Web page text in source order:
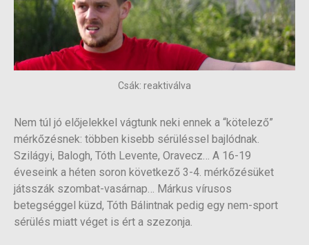
Csák: reaktiválva
Nem túl jó előjelekkel vágtunk neki ennek a “kötelező”
mérkőzésnek: többen kisebb sérüléssel bajlódnak.
Szilágyi, Balogh, Tóth Levente, Oravecz… A 16-19
éveseink a héten soron következő 3-4. mérkőzésüket
játsszák szombat-vasárnap… Márkus vírusos
betegséggel küzd, Tóth Bálintnak pedig egy nem-sport
sérülés miatt véget is ért a szezonja.